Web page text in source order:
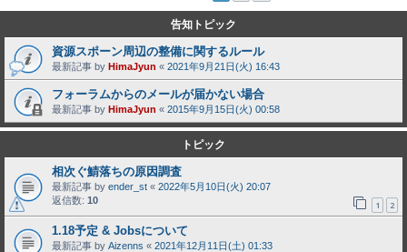
告知トピック
資源スポーン周辺の整備に関するルール
最新記事 by HimaJyun « 2021年9月21日(火) 16:43
フォーラムからのメールが届かない場合
最新記事 by HimaJyun « 2015年9月15日(火) 00:58
トピック
相次ぐ鯖落ちの原因調査
最新記事 by ender_st « 2022年5月10日(火) 20:07
返信数: 10 1 2
1.18予定 & Jobsについて
最新記事 by Aizenns « 2021年12月11日(土) 01:33